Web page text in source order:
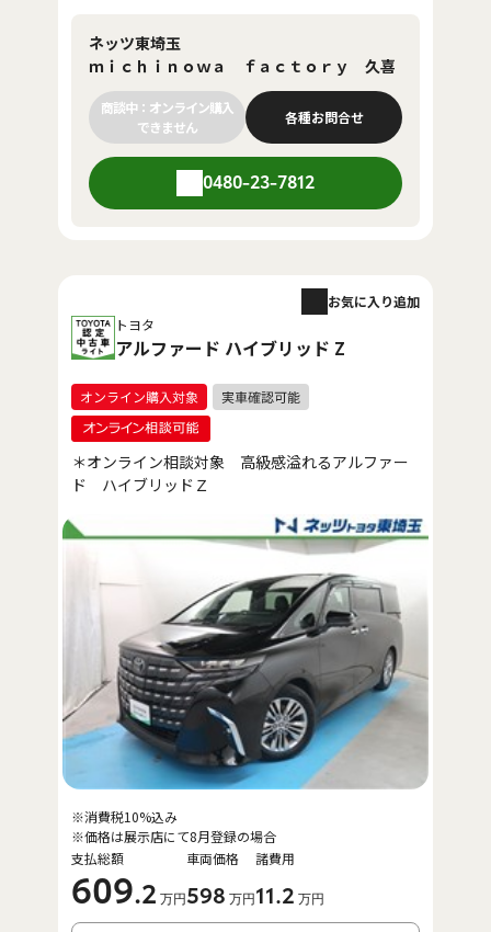
ネッツ東埼玉
ｍｉｃｈｉｎｏｗａ ｆａｃｔｏｒｙ 久喜
商談中：オンライン購入
できません
各種お問合せ
0480-23-7812
トヨタ
アルファード ハイブリッド Z
お気に入り追加
＊オンライン相談対象 高級感溢れるアルファー
ド ハイブリッドＺ
支払総額
609.2 万円
車両価格
598 万円
諸費用
11.2 万円
※消費税10%込み
※価格は展示店にて8月登録の場合